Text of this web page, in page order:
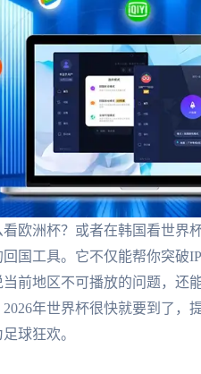
欧洲杯？或者在韩国看世界
回国工具。它不仅能帮你突破
前地区不可播放的问题，还
年世界杯很快就要到了，
球狂欢。